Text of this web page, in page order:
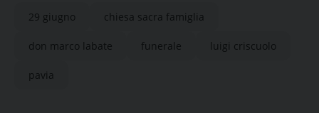
29 giugno chiesa sacra famiglia
don marco labate funerale luigi criscuolo
pavia